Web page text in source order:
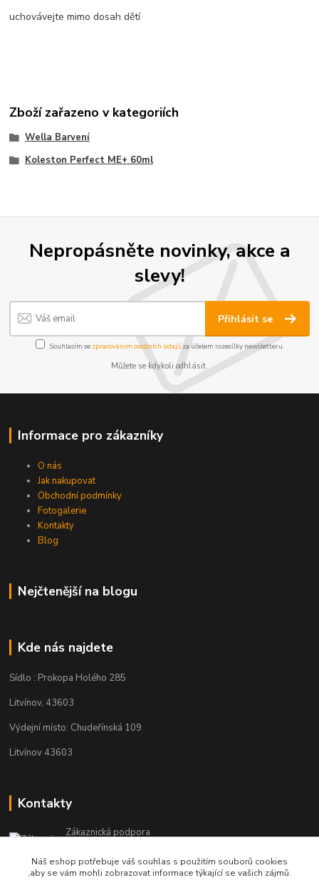
uchovávejte mimo dosah dětí
Zboží zařazeno v kategoriích
Wella Barvení
Koleston Perfect ME+ 60ml
Nepropásněte novinky, akce a
slevy!
Přihlásit se
Souhlasím se zpracováním osobních údajůza účelem rozesílky newsletteru.
Můžete se kdykoli odhlásit.
Informace pro zákazníky
O nás
Jak nakupovat
Obchodní podmínky
Fotogalerie
Kontakty
Blog
Nejčtenější na blogu
Kde nás najdete
Sídlo : Prokopa Holého 285
Litvínov, 43603
Výdejní místo: Chudeřínská 109
Litvínov 43603
Kontakty
Zákaznická podpora
(Po-Pá, 8-16 hod.)
Náš eshop potřebuje váš souhlas s použitím souborů cookies
,aby se vám mohli zobrazovat informace týkající se vašich zájmů.